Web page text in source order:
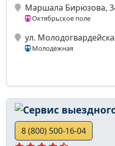
Маршала Бирюзова,
Октябрьское поле
ул.
Молодёжная
8 (800) 500-16-04